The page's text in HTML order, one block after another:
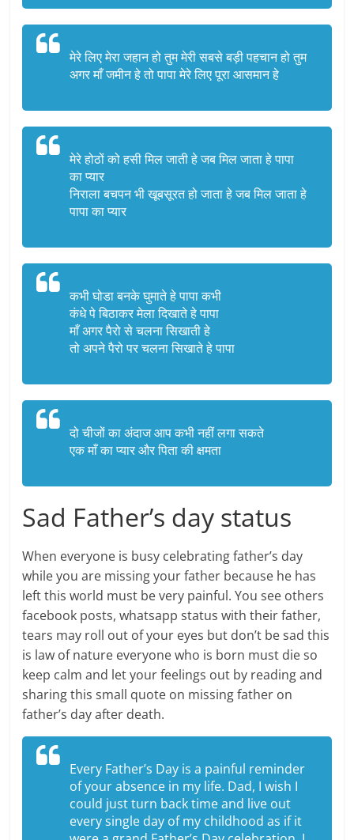
मेरे लिए मेरा जहान हो तुम मेरी सबसे बड़ी पहचान हो तुम
अगर माँ जमीन हे तो पापा मेरे लिए पूरा आसमान हे
मेरे होठों को हसी मिल जाती हे जब मिल जाता हे पापा
का प्यार
निराला बचपन भी खूबसूरत हो जाता हे जब मिल जाता हे
पापा का प्यार
कभी घोडा बनके घुमाते हे पापा कभी
कंधे पे बिठाकर मेला दिखाते हे पापा
माँ अगर पैरो से चलना सिखाती हे
तो अपने पैरो पर चलना सिखाते हे पापा
दो चीजों का अंदाज आप कभी नहीं लगा सकते
एक माँ का प्यार और पिता की क्षमता
Sad Father’s day status
When everyone is busy celebrating father’s day
while you are missing your father because he has
left this world must be very painful. You see others
facebook posts, whatsapp status with their father,
tears may roll out of your eyes but don’t be sad this
is law of nature everyone who is born must die so
keep calm and let your feelings out by reading and
sharing this small quote on missing father on
father’s day after death.
Every Father’s Day is a painful reminder
of your absence in my life. Dad, I wish I
could just turn back time and live out
every single day of my childhood as if it